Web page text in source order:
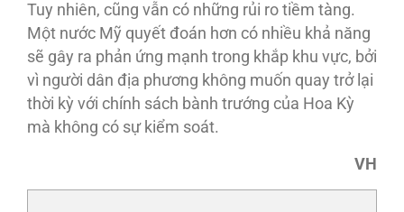
Tuy nhiên, cũng vẫn có những rủi ro tiềm tàng.
Một nước Mỹ quyết đoán hơn có nhiều khả năng
sẽ gây ra phản ứng mạnh trong khắp khu vực, bởi
vì người dân địa phương không muốn quay trở lại
thời kỳ với chính sách bành trướng của Hoa Kỳ
mà không có sự kiểm soát.
VH